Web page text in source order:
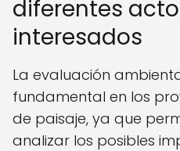
diferentes
interesados
La evaluación
fundamental en los
de paisaje, ya que
analizar los posibles